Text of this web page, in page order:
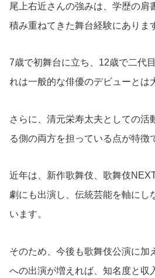
尾上右近さんの強みは、学歴の肩
積み重ねてきた舞台経験にありま
7歳で初舞台に立ち、12歳で二代
れは一般的な俳優のデビューとは
さらに、清元栄寿太夫としての活
る側の両方を担っている点が特徴
近年は、新作歌舞伎、歌舞伎
劇にも出演し、伝統芸能を軸にし
います。
そのため、今後も歌舞伎公演に加
への出演が増えれば、知名度と収